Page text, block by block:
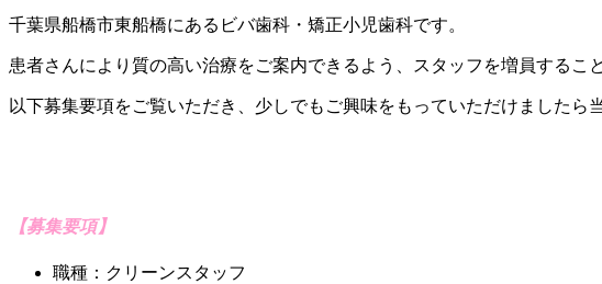
千葉県船橋市東船橋にあるビバ歯科・矯正小児歯科です。
患者さんにより質の高い治療をご案内できるよう、スタッフを増員するこ
以下募集要項をご覧いただき、少しでもご興味をもっていただけましたら
【募集要項】
職種：クリーンスタッフ